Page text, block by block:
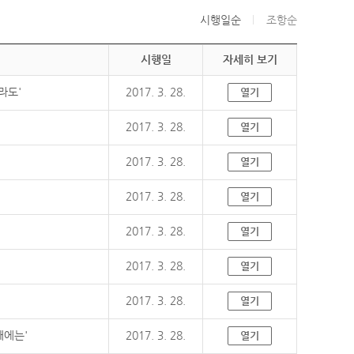
시행일순 조항순
시행일 자세히 보기
도' 2017. 3. 28. 열기
2017. 3. 28. 열기
2017. 3. 28. 열기
2017. 3. 28. 열기
2017. 3. 28. 열기
2017. 3. 28. 열기
2017. 3. 28. 열기
에는' 2017. 3. 28. 열기